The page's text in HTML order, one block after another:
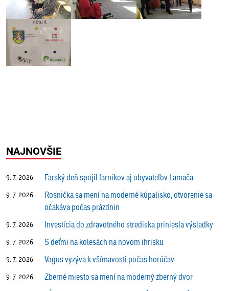
NAJNOVŠIE
9. 7. 2026 Farský deň spojil farníkov aj obyvateľov Lamača
9. 7. 2026
Rosnička sa mení na moderné kúpalisko, otvorenie sa
očakáva počas prázdnin
9. 7. 2026 Investícia do zdravotného strediska priniesla výsledky
9. 7. 2026 S deťmi na kolesách na novom ihrisku
9. 7. 2026 Vagus vyzýva k všímavosti počas horúčav
9. 7. 2026 Zberné miesto sa mení na moderný zberný dvor